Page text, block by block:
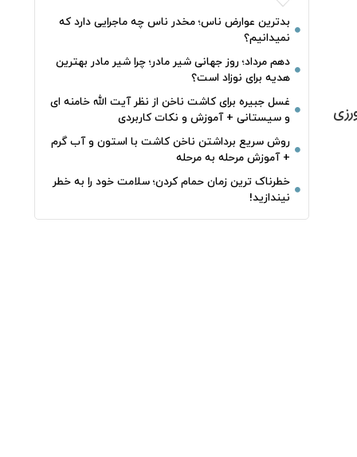
بدترین عوارض ناس؛ مخدر ناس چه ماجرایی دارد که
نمیدانیم؟
دهم مرداد؛ روز جهانی شیر مادر؛ چرا شیر مادر بهترین
هدیه برای نوزاد است؟
غسل جبیره برای کاشت ناخن از نظر آیت الله خامنه ای
و سیستانی + آموزش و نکات کاربردی
روش سریع برداشتن ناخن کاشت با استون و آب گرم
+ آموزش مرحله به مرحله
خطرناک‌ ترین زمان‌ حمام کردن؛ سلامت خود را به خطر
نیندازید!